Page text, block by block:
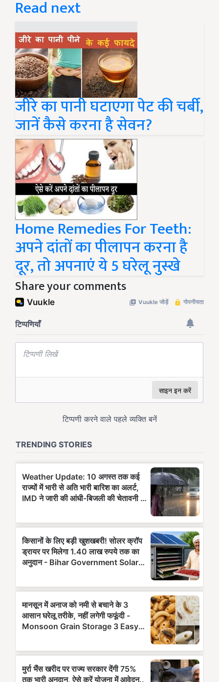
Read next
जीरे का पानी घटाएगा पेट की चर्बी,
जानें कैसे करना है सेवन?
Home Remedies For Teeth:
अपने दांतों का पीलापन करना है
दूर, तो अपनाएं ये 5 घरेलू नुस्खे
Share your comments